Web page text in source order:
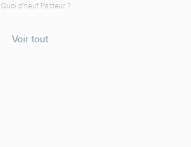
Quoi d'neuf Pasteur ?
Voir tout